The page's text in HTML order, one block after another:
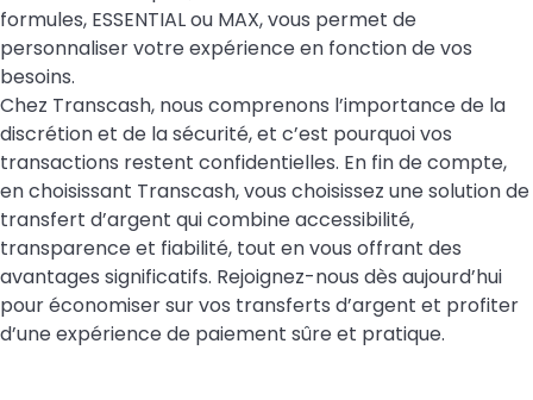
formules, ESSENTIAL ou MAX, vous permet de
personnaliser votre expérience en fonction de vos
besoins.
Chez Transcash, nous comprenons l’importance de la
discrétion et de la sécurité, et c’est pourquoi vos
transactions restent confidentielles. En fin de compte,
en choisissant Transcash, vous choisissez une solution de
transfert d’argent qui combine accessibilité,
transparence et fiabilité, tout en vous offrant des
avantages significatifs. Rejoignez-nous dès aujourd’hui
pour économiser sur vos transferts d’argent et profiter
d’une expérience de paiement sûre et pratique.